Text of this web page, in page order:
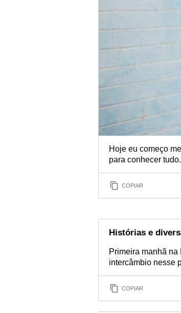
Hoje eu começo
para conhecer tudo.
COPIAR
Histórias e
Primeira manhã
intercâmbio nesse
COPIAR